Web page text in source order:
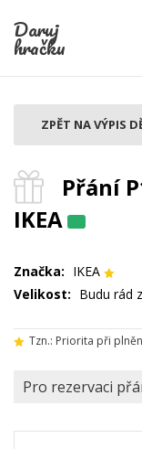
Daruj
hračku
Přání
IKEA
ZPĚT NA VÝPIS
Značka: IKEA
Velikost: Budu rád
Tzn.: Priorita při
Pro rezervaci